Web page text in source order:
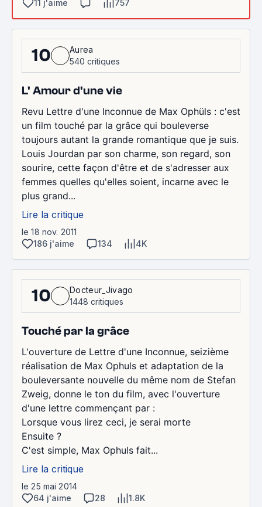
11 j'aime 757
10
Aurea
540 critiques
L' Amour d'une vie
Revu Lettre d'une Inconnue de Max Ophüls : c'est
un film touché par la grâce qui bouleverse
toujours autant la grande romantique que je suis.
Louis Jourdan par son charme, son regard, son
sourire, cette façon d'être et de s'adresser aux
femmes quelles qu'elles soient, incarne avec le
plus grand...
Lire la critique
le 18 nov. 2011
186 j'aime
134 4K
10
Docteur_Jivago
1448 critiques
Touché par la grâce
L'ouverture de Lettre d'une Inconnue, seizième
réalisation de Max Ophuls et adaptation de la
bouleversante nouvelle du même nom de Stefan
Zweig, donne le ton du film, avec l'ouverture
d'une lettre commençant par :
Lorsque vous lirez ceci, je serai morte
Ensuite ?
C'est simple, Max Ophuls fait...
Lire la critique
le 25 mai 2014
64 j'aime
28 1.8K